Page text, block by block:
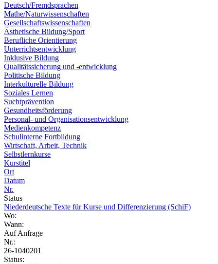
Deutsch/Fremdsprachen
Mathe/Naturwissenschaften
Gesellschaftswissenschaften
Ästhetische Bildung/Sport
Berufliche Orientierung
Unterrichtsentwicklung
Inklusive Bildung
Qualitätssicherung und -entwicklung
Politische Bildung
Interkulturelle Bildung
Soziales Lernen
Suchtprävention
Gesundheitsförderung
Personal- und Organisationsentwicklung
Medienkompetenz
Schulinterne Fortbildung
Wirtschaft, Arbeit, Technik
Selbstlernkurse
Kurstitel
Ort
Datum
Nr.
Status
Niederdeutsche Texte für Kurse und Differenzierung (SchiF)
Wo:
Wann:
Auf Anfrage
Nr.:
26-1040201
Status: